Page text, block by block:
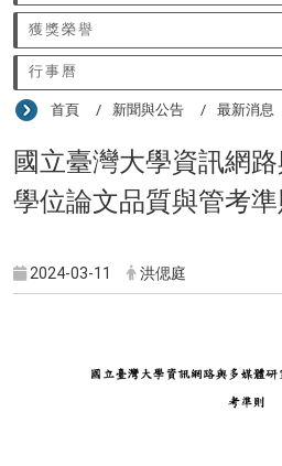
獲獎榮譽
行事曆
首頁 新聞與公告 最新消息
國立臺灣大學資訊網
學位論文品質與管考準
2024-03-11 洪偲庭